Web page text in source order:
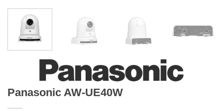
Panasonic AW-UE40W